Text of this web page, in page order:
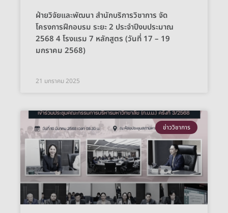
ฝ่ายวิจัยและพัฒนา สำนักบริการวิชาการ จัด
โครงการฝึกอบรม ระยะ 2 ประจำปีงบประมาณ
2568 4 โรงแรม 7 หลักสูตร (วันที่ 17 – 19
มกราคม 2568)
21 มกราคม 2025
ข่าววิชาการ